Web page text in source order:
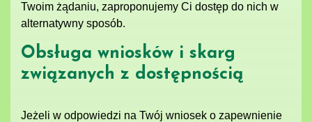
Twoim żądaniu, zaproponujemy Ci dostęp do nich w
alternatywny sposób.
Obsługa wniosków i skarg
związanych z dostępnością
Jeżeli w odpowiedzi na Twój wniosek o zapewnienie